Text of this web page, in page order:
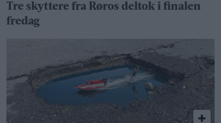
Tre skyttere fra Røros deltok i finalen
fredag